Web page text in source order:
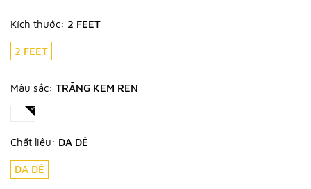
Kích thước: 2 FEET
2 FEET
Màu sắc: TRẮNG KEM REN
Chất liệu: DA DÊ
DA DÊ